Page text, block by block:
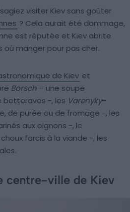
visiter Kiev sans goûter
? Cela aurait été dommage,
est réputée et Kiev abrite
où manger pour pas cher.
de Kiev et
Borsch – une soupe
betteraves -, les Varenyky–
de purée ou de fromage -, les
aux oignons -, le
farcis à la viande -, les
centre-ville de Kiev